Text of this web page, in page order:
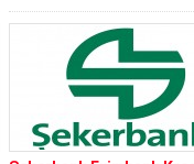
geliştirmeye yönelik olarak
üzerine faaliyet gösteren ya da
ihracatla ilgili olan...